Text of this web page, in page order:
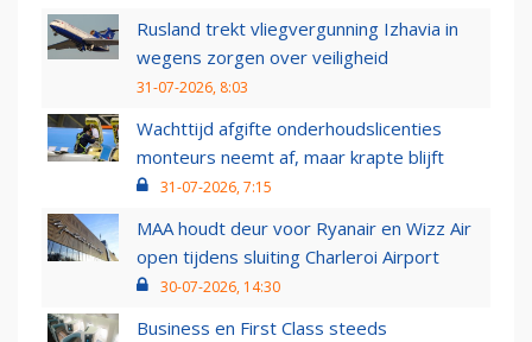
Rusland trekt vliegvergunning Izhavia in
wegens zorgen over veiligheid
31-07-2026, 8:03
Wachttijd afgifte onderhoudslicenties
monteurs neemt af, maar krapte blijft
31-07-2026, 7:15
MAA houdt deur voor Ryanair en Wizz Air
open tijdens sluiting Charleroi Airport
30-07-2026, 14:30
Business en First Class steeds